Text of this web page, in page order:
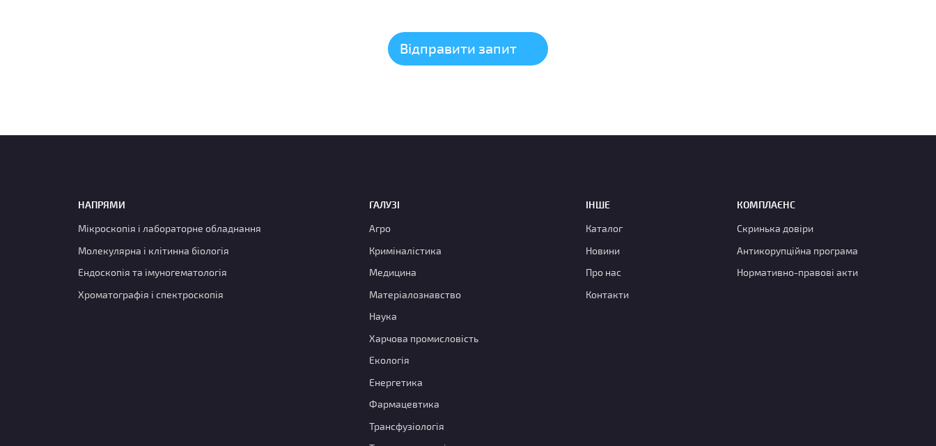
НАПРЯМИ
Мікроскопія і лабораторне обладнання
Молекулярна і клітинна біологія
Ендоскопія та імуногематологія
Хроматографія і спектроскопія
ГАЛУЗІ
Агро
Криміналістика
Медицина
Матеріалознавство
Наука
Харчова промисловість
Екологія
Енергетика
Фармацевтика
Трансфузіологія
ІНШЕ
Каталог
Новини
Про нас
Контакти
КОМПЛАЄНС
Скринька довіри
Антикорупційна програма
Нормативно-правові акти